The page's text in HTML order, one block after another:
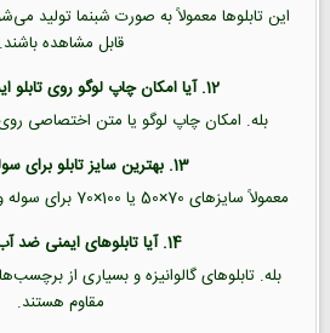
این تابلوها معمولاً به صورت شبنما تولید
قابل مشاهده باشند.
12. آیا امکان چاپ لوگو روی تابلو ایمنی وجود دارد؟
بله. امکان چاپ لوگو یا متن اختصاصی روی
13. بهترین سایز تابلو برای سوله چیست؟
معمولاً سایزهای 70×50 یا 100×70 برای سوله و کارخانه مناسب‌تر هستند.
14. آیا تابلوهای ایمنی ضد آب هستند؟
بله. تابلوهای گالوانیزه و بسیاری از
مقاوم هستند.